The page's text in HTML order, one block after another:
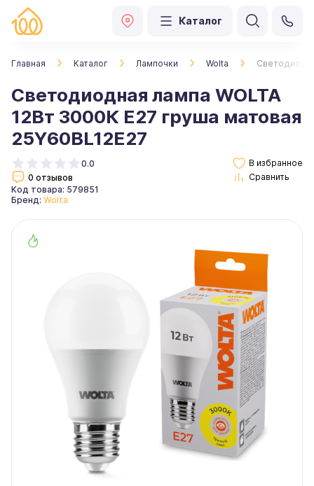
Каталог
Главная Каталог Лампочки Wolta
Светодиодная лампа WOLTA
12Вт 3000К E27 груша матовая
25Y60BL12E27
0.0
0 отзывов
Код товара: 579851
Бренд: Wolta